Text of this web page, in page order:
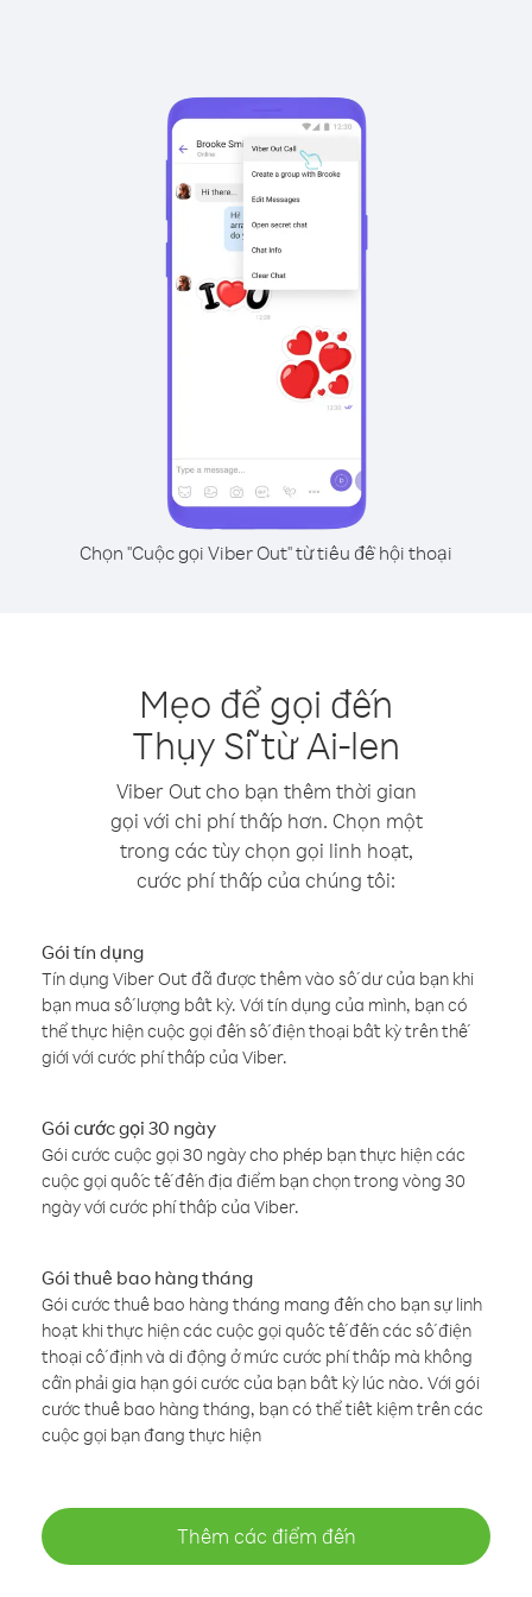
Chọn "Cuộc gọi Viber Out" từ tiêu đề hội thoại
Mẹo để gọi đến
Thụy Sĩ từ Ai-len
Viber Out cho bạn thêm thời gian
gọi với chi phí thấp hơn. Chọn một
trong các tùy chọn gọi linh hoạt,
cước phí thấp của chúng tôi:
Gói tín dụng
Tín dụng Viber Out đã được thêm vào số dư của bạn khi
bạn mua số lượng bất kỳ. Với tín dụng của mình, bạn có
thể thực hiện cuộc gọi đến số điện thoại bất kỳ trên thế
giới với cước phí thấp của Viber.
Gói cước gọi 30 ngày
Gói cước cuộc gọi 30 ngày cho phép bạn thực hiện các
cuộc gọi quốc tế đến địa điểm bạn chọn trong vòng 30
ngày với cước phí thấp của Viber.
Gói thuê bao hàng tháng
Gói cước thuê bao hàng tháng mang đến cho bạn sự linh
hoạt khi thực hiện các cuộc gọi quốc tế đến các số điện
thoại cố định và di động ở mức cước phí thấp mà không
cần phải gia hạn gói cước của bạn bất kỳ lúc nào. Với gói
cước thuê bao hàng tháng, bạn có thể tiết kiệm trên các
cuộc gọi bạn đang thực hiện
Thêm các điểm đến